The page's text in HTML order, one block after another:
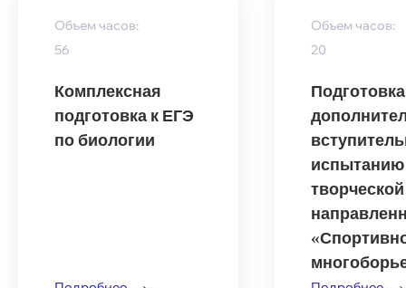
Объем часов:
56
Комплексная
подготовка к ЕГЭ
по биологии
Объем часов:
20
испытанию
творческой